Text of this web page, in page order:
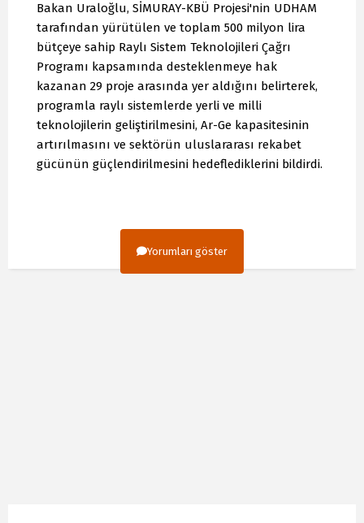
Bakan Uraloğlu, SİMURAY-KBÜ Projesi'nin UDHAM
tarafından yürütülen ve toplam 500 milyon lira
bütçeye sahip Raylı Sistem Teknolojileri Çağrı
Programı kapsamında desteklenmeye hak
kazanan 29 proje arasında yer aldığını belirterek,
programla raylı sistemlerde yerli ve milli
teknolojilerin geliştirilmesini, Ar-Ge kapasitesinin
artırılmasını ve sektörün uluslararası rekabet
gücünün güçlendirilmesini hedeflediklerini bildirdi.
Yorumları göster